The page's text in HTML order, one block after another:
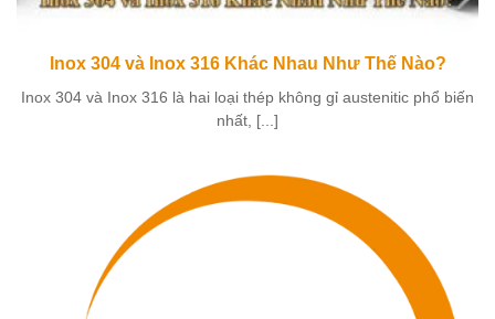
Inox 304 và Inox 316 Khác Nhau Như Thế Nào?
Inox 304 và Inox 316 là hai loại thép không gỉ austenitic phổ biến
nhất, [...]